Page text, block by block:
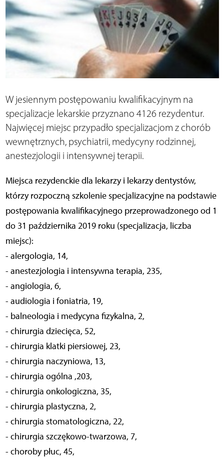
W jesiennym postępowaniu kwalifikacyjnym na
specjalizacje lekarskie przyznano 4126 rezydentur.
Najwięcej miejsc przypadło specjalizacjom z chorób
wewnętrznych, psychiatrii, medycyny rodzinnej,
anestezjologii i intensywnej terapii.
Miejsca rezydenckie dla lekarzy i lekarzy dentystów,
którzy rozpoczną szkolenie specjalizacyjne na podstawie
postępowania kwalifikacyjnego przeprowadzonego od 1
do 31 października 2019 roku (specjalizacja, liczba
miejsc):
- alergologia, 14,
- anestezjologia i intensywna terapia, 235,
- angiologia, 6,
- audiologia i foniatria, 19,
- balneologia i medycyna fizykalna, 2,
- chirurgia dziecięca, 52,
- chirurgia klatki piersiowej, 23,
- chirurgia naczyniowa, 13,
- chirurgia ogólna ,203,
- chirurgia onkologiczna, 35,
- chirurgia plastyczna, 2,
- chirurgia stomatologiczna, 22,
- chirurgia szczękowo-twarzowa, 7,
- choroby płuc, 45,